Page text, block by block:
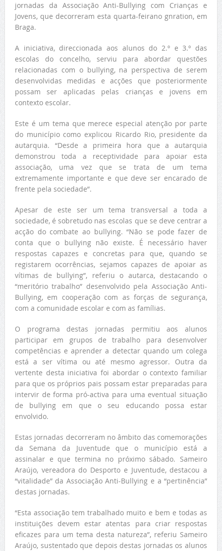
jornadas da Associação Anti-Bullying com Crianças e
Jovens, que decorreram esta quarta-feirano gnration, em
Braga.
A iniciativa, direccionada aos alunos do 2.º e 3.º das
escolas do concelho, serviu para abordar questões
relacionadas com o bullying, na perspectiva de serem
desenvolvidas medidas e acções que posteriormente
possam ser aplicadas pelas crianças e jovens em
contexto escolar.
Este é um tema que merece especial atenção por parte
do município como explicou Ricardo Rio, presidente da
autarquia. “Desde a primeira hora que a autarquia
demonstrou toda a receptividade para apoiar esta
associação, uma vez que se trata de um tema
extremamente importante e que deve ser encarado de
frente pela sociedade”.
Apesar de este ser um tema transversal a toda a
sociedade, é sobretudo nas escolas que se deve centrar a
acção do combate ao bullying. “Não se pode fazer de
conta que o bullying não existe. É necessário haver
respostas capazes e concretas para que, quando se
registarem ocorrências, sejamos capazes de apoiar as
vítimas de bullying”, referiu o autarca, destacando o
“meritório trabalho” desenvolvido pela Associação Anti-
Bullying, em cooperação com as forças de segurança,
com a comunidade escolar e com as famílias.
O programa destas jornadas permitiu aos alunos
participar em grupos de trabalho para desenvolver
competências e aprender a detectar quando um colega
está a ser vítima ou até mesmo agressor. Outra da
vertente desta iniciativa foi abordar o contexto familiar
para que os próprios pais possam estar preparadas para
intervir de forma pró-activa para uma eventual situação
de bullying em que o seu educando possa estar
envolvido.
Estas jornadas decorreram no âmbito das comemorações
da Semana da Juventude que o município está a
assinalar e que termina no próximo sábado. Sameiro
Araújo, vereadora do Desporto e Juventude, destacou a
“vitalidade” da Associação Anti-Bullying e a “pertinência”
destas jornadas.
“Esta associação tem trabalhado muito e bem e todas as
instituições devem estar atentas para criar respostas
eficazes para um tema desta natureza”, referiu Sameiro
Araújo, sustentado que depois destas jornadas os alunos